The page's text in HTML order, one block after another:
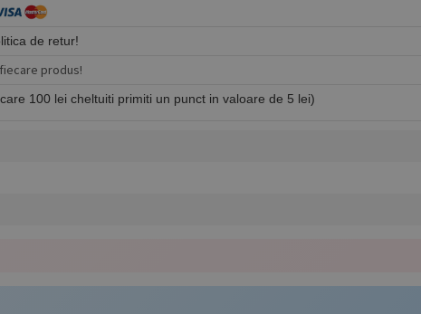
de retur!
produs!
100 lei cheltuiti primiti un punct in valoare de 5 lei)